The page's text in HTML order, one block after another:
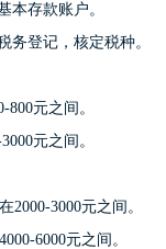
本存款账户。
务登记，核定税种。
元之间。
元之间。
2000-3000元之间。
6000元之间。